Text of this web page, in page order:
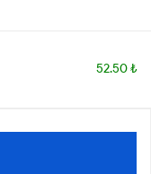
52.50 ₺